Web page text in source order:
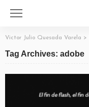
Victor Julio Quesada Varela >
Tag Archives: adobe